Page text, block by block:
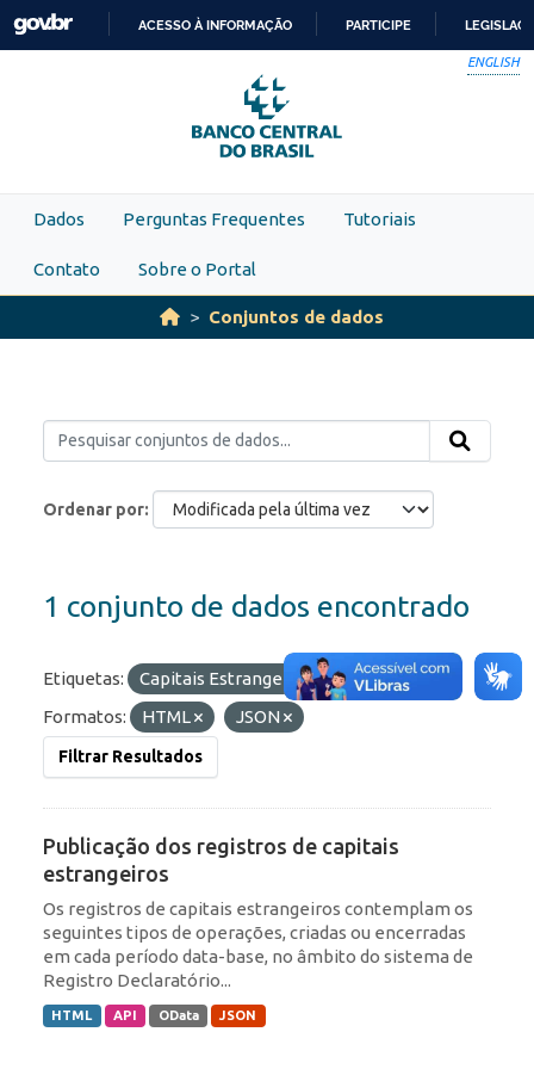
Skip to main content
PARA
O
CONTEÚDO
ACESSO À INFORMAÇÃO PARTICIPE
ENGLISH
Dados Perguntas Frequentes Tutoriais
Contato Sobre o Portal
Conjuntos de dados
Ordenar por
1 conjunto de dados encontrado
Etiquetas: Capitais Estrangeiros
IED
Formatos:
HTML JSON
Filtrar Resultados
Publicação dos registros de capitais
estrangeiros
Os registros de capitais estrangeiros contemplam os
seguintes tipos de operações, criadas ou encerradas
em cada período data-base, no âmbito do sistema de
Registro Declaratório...
HTML API OData JSON